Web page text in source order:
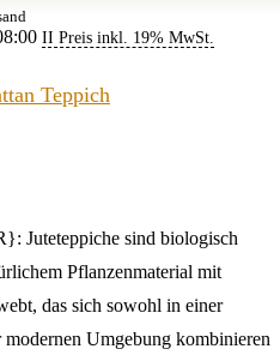
II Preis inkl. 19% MwSt.
Teppich
Juteteppiche sind biologisch
Pflanzenmaterial mit
das sich sowohl in einer
Umgebung kombinieren